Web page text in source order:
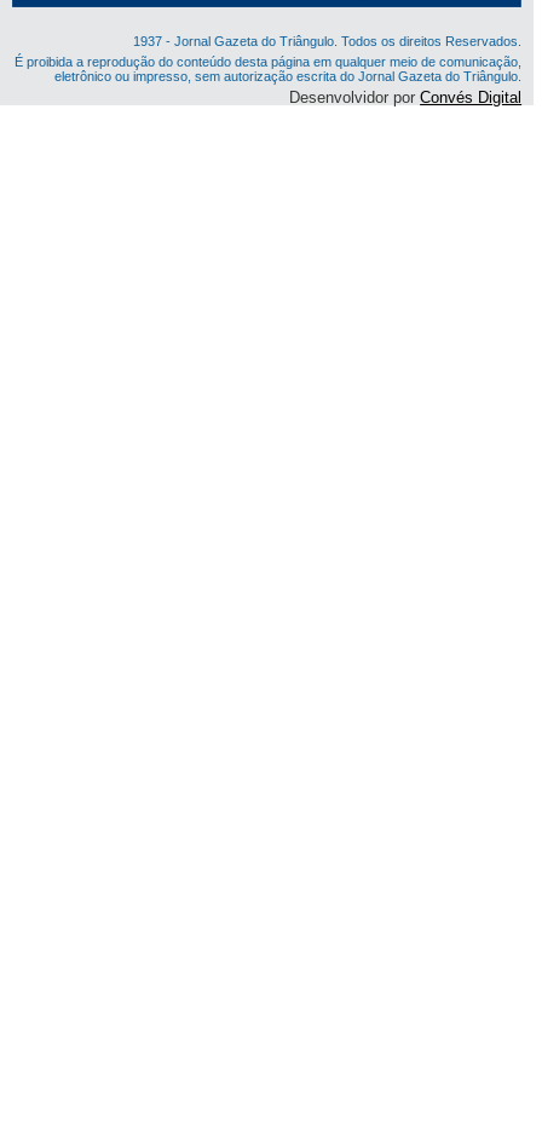
1937 - Jornal Gazeta do Triângulo. Todos os direitos Reservados.
É proibida a reprodução do conteúdo desta página em qualquer meio de comunicação,
eletrônico ou impresso, sem autorização escrita do Jornal Gazeta do Triângulo.
Desenvolvidor porConvés Digital